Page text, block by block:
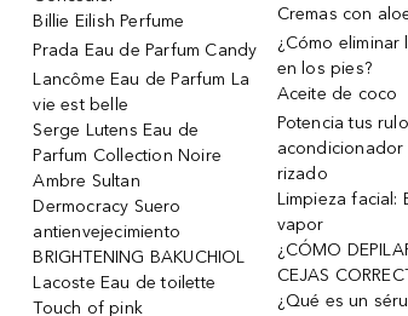
Billie Eilish Perfume
Prada Eau de Parfum Candy
Lancôme Eau de Parfum La
vie est belle
Serge Lutens Eau de
Parfum Collection Noire
Ambre Sultan
Dermocracy Suero
antienvejecimiento
BRIGHTENING BAKUCHIOL
Lacoste Eau de toilette
Touch of pink
Cremas con
¿Cómo eliminar
en los pies?
Aceite de coco
Potencia tus
rizado
Limpieza facial:
vapor
¿CÓMO
CEJAS
¿Qué es un